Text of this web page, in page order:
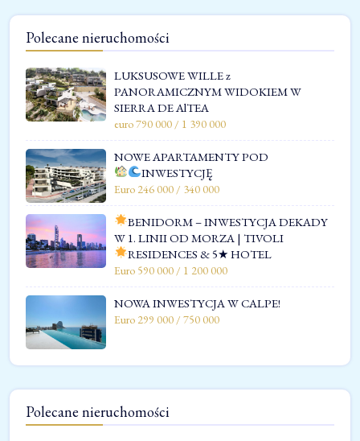
Polecane nieruchomości
LUKSUSOWE WILLE z
PANORAMICZNYM WIDOKIEM W
SIERRA DE AlTEA
euro 790 000 / 1 390 000
NOWE APARTAMENTY POD
INWESTYCJĘ
Euro 246 000 / 340 000
BENIDORM – INWESTYCJA DEKADY
W 1. LINII OD MORZA | TIVOLI
RESIDENCES & 5★ HOTEL
Euro 590 000 / 1 200 000
NOWA INWESTYCJA W CALPE!
Euro 299 000 / 750 000
Polecane nieruchomości